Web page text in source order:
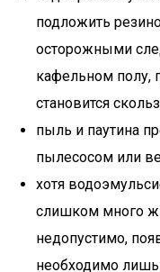
подложить
осторожными
кафельном полу,
становится
пыль и паутина
пылесосом или
хотя
слишком много
недопустимо,
необходимо лишь